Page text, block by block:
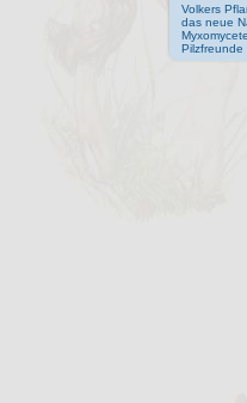
Volkers
das neue
Pilzfreunde